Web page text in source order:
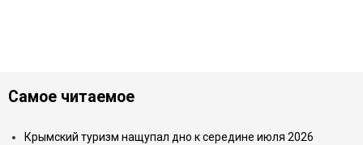
Самое читаемое
Крымский туризм нащупал дно к середине июля 2026